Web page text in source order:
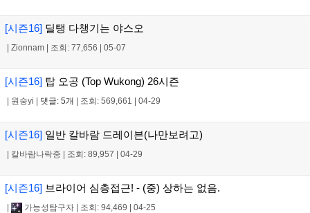
[시즌16] 딜탱 다챙기는 야스오
Zionnam 조회: 77,656 05-07
[시즌16] 탑 오공 (Top Wukong) 26시즌
원숭yi 댓글: 5개 조회: 569,661 04-29
[시즌16] 일반 칼바람 드레이븐(나만보려고)
칼바람나락중 조회: 89,957 04-29
[시즌16] 브라이어 심층접근! - (중) 상하는 없음.
가능성탐구자 조회: 94,469 04-25